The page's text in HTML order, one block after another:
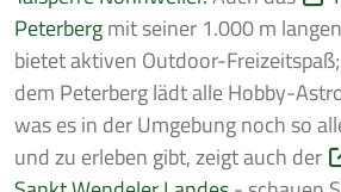
Peterbergmit seiner 1.000 m
bietet aktiven Outdoor-
dem Peterberg lädt alle Hobby-
was es in der Umgebung noch so
und zu erleben gibt, zeigt auch der